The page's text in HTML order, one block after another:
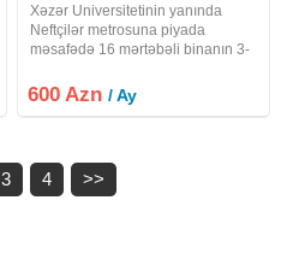
Xəzər Universitetinin yanında
Neftçilər metrosuna piyada
məsafədə 16 mərtəbəli binanın 3-
mənzil tam əşyalarla uzun
müddətli 600 manata kirayə verilir.
600 Azn/ Ay
3 4 >>